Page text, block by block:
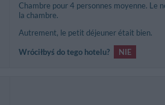
Chambre pour 4 personnes moyenne. Le
la chambre.
Autrement, le petit déjeuner était bien.
Wróciłbyś do tego hotelu?
NIE